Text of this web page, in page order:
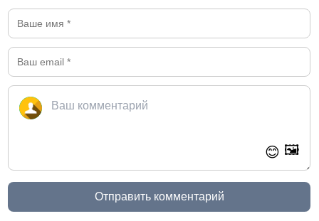
😊 🖼️
Отправить комментарий